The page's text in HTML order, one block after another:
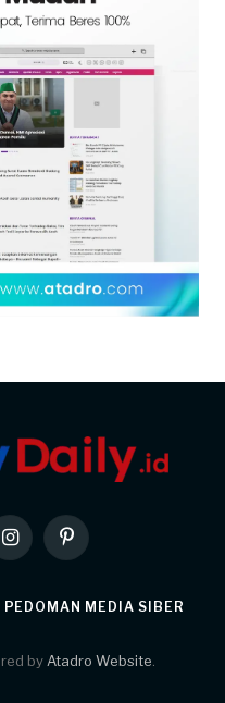
InstagramPinterest
PEDOMAN MEDIA SIBER
byAtadro Website.